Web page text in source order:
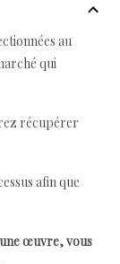
au
qui
récupérer
afin que
œuvre, vous